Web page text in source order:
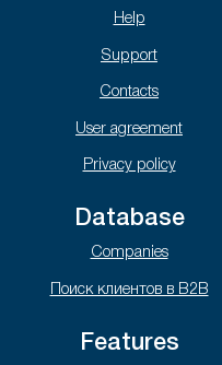
Help
Support
Contacts
User agreement
Privacy policy
Database
Companies
Поиск клиентов в B2B
Features